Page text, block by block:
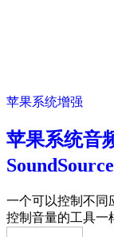
苹果系统增强
苹果系统音
一个可以控制不同
控制音量的工具一